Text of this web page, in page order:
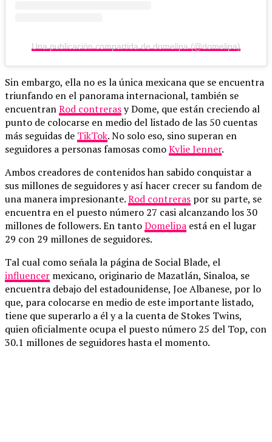
Una publicación compartida de domelipa (@domelipa)
Sin embargo, ella no es la única mexicana que se encuentra
triunfando en el panorama internacional, también se
encuentranRod contrerasy Dome, que están creciendo al
punto de colocarse en medio del listado de las 50 cuentas
más seguidas de TikTok. No solo eso, sino superan en
seguidores a personas famosas comoKylie Jenner.
Ambos creadores de contenidos han sabido conquistar a
sus millones de seguidores y así hacer crecer su fandom de
una manera impresionante.Rod contreras por su parte, se
encuentra en el puesto número 27 casi alcanzando los 30
millones de followers. En tantoDomelipa está en el lugar
29 con 29 millones de seguidores.
Tal cual como señala la página de Social Blade, el
influencer mexicano, originario de Mazatlán, Sinaloa, se
encuentra debajo del estadounidense, Joe Albanese, por lo
que, para colocarse en medio de este importante listado,
tiene que superarlo a él y a la cuenta de Stokes Twins,
quien oficialmente ocupa el puesto número 25 del Top, con
30.1 millones de seguidores hasta el momento.